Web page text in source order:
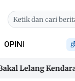
OPINI
Kendaraan